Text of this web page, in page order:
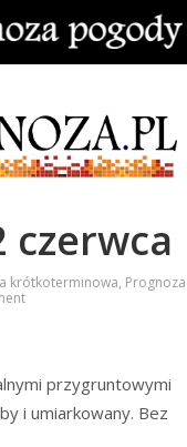
czerwca
krótkoterminowa, Prognoza
przygruntowymi
i umiarkowany. Bez